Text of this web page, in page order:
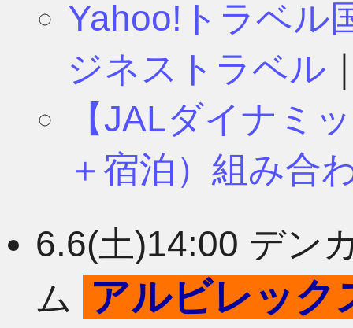
Yahoo!トラベル
ジネストラベル
【JALダイナミ
＋宿泊）組み合
6.6(土)14:00 デン
ム
アルビレック